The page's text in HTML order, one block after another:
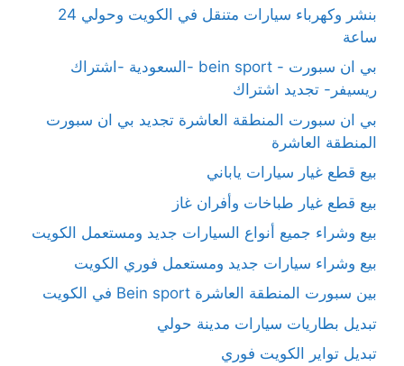
بنشر وكهرباء سيارات متنقل في الكويت وحولي 24
ساعة
بي ان سبورت - bein sport -السعودية -اشتراك
ريسيفر- تجديد اشتراك
بي ان سبورت المنطقة العاشرة تجديد بي ان سبورت
المنطقة العاشرة
بيع قطع غيار سيارات ياباني
بيع قطع غيار طباخات وأفران غاز
بيع وشراء جميع أنواع السيارات جديد ومستعمل الكويت
بيع وشراء سيارات جديد ومستعمل فوري الكويت
بين سبورت المنطقة العاشرة Bein sport في الكويت
تبديل بطاريات سيارات مدينة حولي
تبديل تواير الكويت فوري